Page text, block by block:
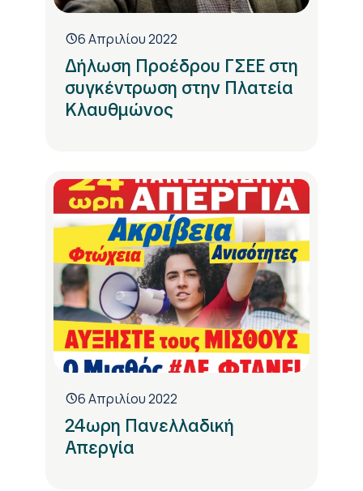
6 Απριλίου 2022
Δήλωση Προέδρου ΓΣΕΕ στη
συγκέντρωση στην Πλατεία
Κλαυθμώνος
6 Απριλίου 2022
24ωρη Πανελλαδική
Απεργία